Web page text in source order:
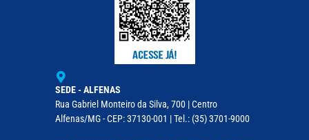
SEDE - ALFENAS
Rua Gabriel Monteiro da Silva, 700 | Centro
Alfenas/MG - CEP: 37130-001 | Tel.: (35) 3701-9000